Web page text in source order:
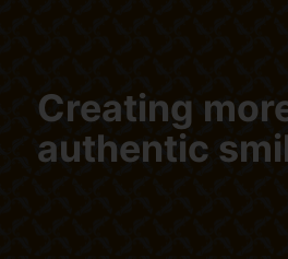
Creating
authentic